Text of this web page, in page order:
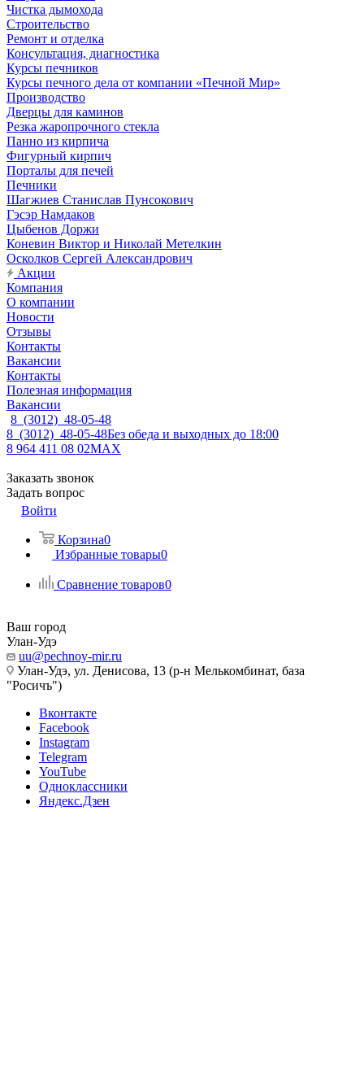
Чистка дымохода
Строительство
Ремонт и отделка
Консультация, диагностика
Курсы печников
Курсы печного дела от компании «Печной Мир»
Производство
Дверцы для каминов
Резка жаропрочного стекла
Панно из кирпича
Фигурный кирпич
Порталы для печей
Печники
Шагжиев Станислав Пунсокович
Гэсэр Намдаков
Цыбенов Доржи
Коневин Виктор и Николай Метелкин
Осколков Сергей Александрович
Акции
Компания
О компании
Новости
Отзывы
Контакты
Вакансии
Контакты
Полезная информация
Вакансии
8 (3012) 48-05-48
8 (3012) 48-05-48Без обеда и выходных до 18:00
8 964 411 08 02MAX
Заказать звонок
Задать вопрос
Войти
Корзина0
Избранные товары0
Сравнение товаров0
Ваш город
Улан-Удэ
uu@pechnoy-mir.ru
Улан-Удэ, ул. Денисова, 13 (р-н Мелькомбинат, база
"Росичъ")
Вконтакте
Facebook
Instagram
Telegram
YouTube
Одноклассники
Яндекс.Дзен